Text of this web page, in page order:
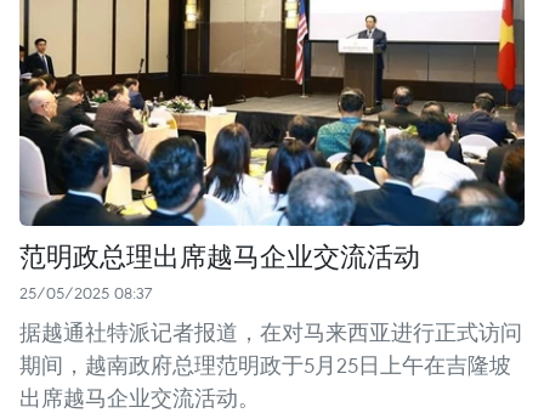
范明政总理出席越马企业交流活动
25/05/2025 08:37
据越通社特派记者报道，在对马来西亚进行正式访问
期间，越南政府总理范明政于5月25日上午在吉隆坡
出席越马企业交流活动。